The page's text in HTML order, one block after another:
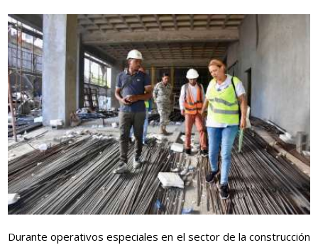
Durante operativos especiales en el sector de la construcción